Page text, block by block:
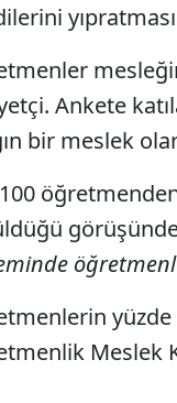
Ankete
bir meslek
Meslek